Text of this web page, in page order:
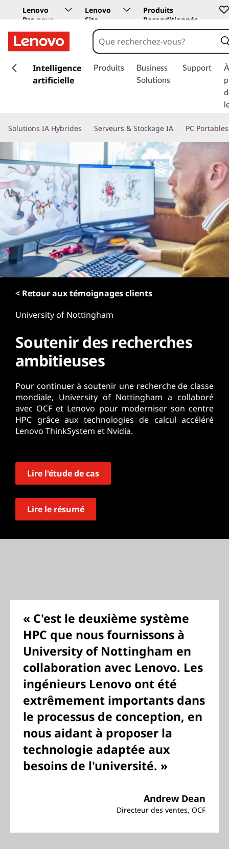
Lenovo
Pro pour
les
entreprises
Lenovo
Site
Education
Produits
Reconditionnés
a
a
o
n
t
e
u
p
r
i
n
Intelligence
artificielle
Produits
Business
Solutions
Support
À
Solutions IA Hybrides Serveurs & Stockage IA PC
< Retour aux témoignages clients
University of Nottingham
Soutenir des recherches
ambitieuses
Pour continuer à soutenir une recherche de classe
mondiale, University of Nottingham a collaboré
avec OCF et Lenovo pour moderniser son centre
HPC grâce aux technologies de calcul accéléré
Lenovo ThinkSystem et Nvidia.
Lire l'étude de cas
Lire le résumé
« C'est le deuxième système
HPC que nous fournissons à
University of Nottingham en
collaboration avec Lenovo. Les
ingénieurs Lenovo ont été
extrêmement importants dans
le processus de conception, en
nous aidant à proposer la
technologie adaptée aux
besoins de l'université. »
Andrew Dean
Directeur des ventes, OCF